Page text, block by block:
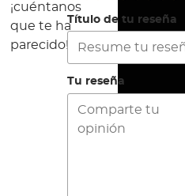
¡cuéntanos
que te ha
parecido!
Título de tu reseña
Tu reseña